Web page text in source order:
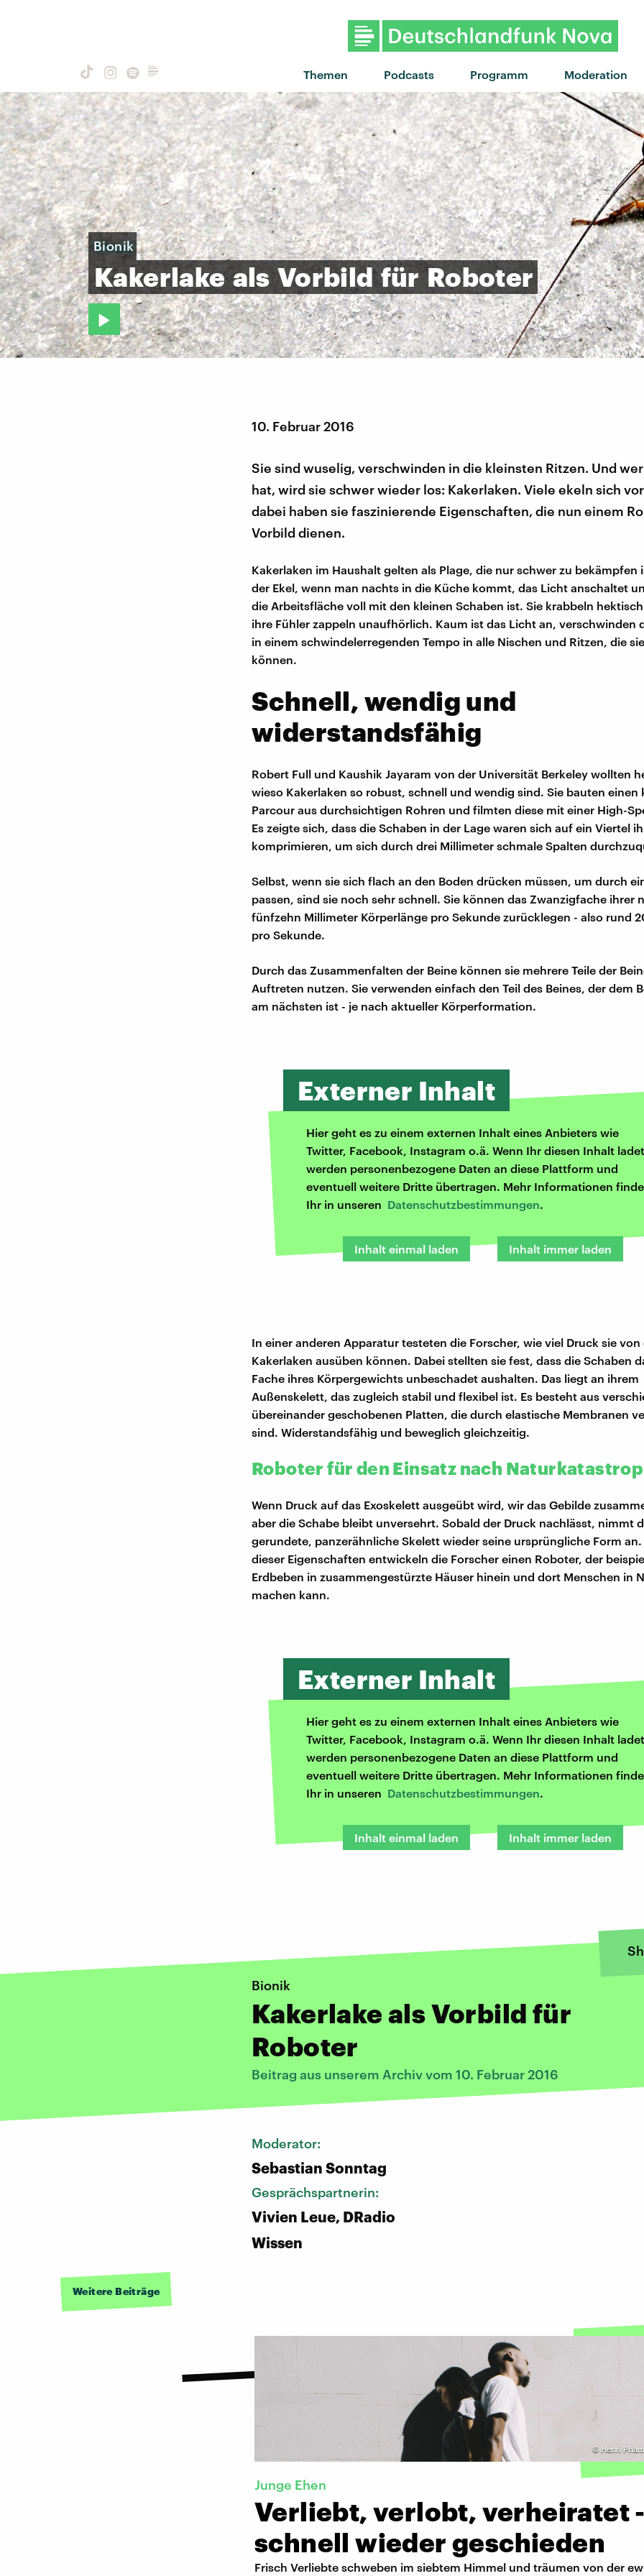
Themen Podcasts Programm Moderation
Bionik
Kakerlake als Vorbild für Roboter
10. Februar 2016
Sie sind wuselig, verschwinden in die kleinsten Ritzen. Und
hat, wird sie schwer wieder los: Kakerlaken. Viele ekeln sich
dabei haben sie faszinierende Eigenschaften, die nun einem
Vorbild dienen.
Kakerlaken im Haushalt gelten als Plage, die nur schwer zu bekämpfen
der Ekel, wenn man nachts in die Küche kommt, das Licht anschaltet
die Arbeitsfläche voll mit den kleinen Schaben ist. Sie krabbeln
ihre Fühler zappeln unaufhörlich. Kaum ist das Licht an, verschwinden
in einem schwindelerregenden Tempo in alle Nischen und Ritzen, die
können.
Schnell, wendig und
widerstandsfähig
Robert Full und Kaushik Jayaram von der Universität Berkeley wollten
wieso Kakerlaken so robust, schnell und wendig sind. Sie bauten einen
Parcour aus durchsichtigen Rohren und filmten diese mit einer High-
Es zeigte sich, dass die Schaben in der Lage waren sich auf ein Viertel
komprimieren, um sich durch drei Millimeter schmale Spalten
Selbst, wenn sie sich flach an den Boden drücken müssen, um durch
passen, sind sie noch sehr schnell. Sie können das Zwanzigfache ihrer
fünfzehn Millimeter Körperlänge pro Sekunde zurücklegen - also rund
pro Sekunde.
Durch das Zusammenfalten der Beine können sie mehrere Teile der
Auftreten nutzen. Sie verwenden einfach den Teil des Beines, der dem
am nächsten ist - je nach aktueller Körperformation.
Externer Inhalt
Hier geht es zu einem externen Inhalt eines Anbieters wie
Twitter, Facebook, Instagram o.ä. Wenn Ihr diesen Inhalt
werden personenbezogene Daten an diese Plattform und
eventuell weitere Dritte übertragen. Mehr Informationen
Ihr in unseren Datenschutzbestimmungen.
Inhalt einmal laden Inhalt immer laden
In einer anderen Apparatur testeten die Forscher, wie viel Druck sie
Kakerlaken ausüben können. Dabei stellten sie fest, dass die Schaben
Fache ihres Körpergewichts unbeschadet aushalten. Das liegt an ihrem
Außenskelett, das zugleich stabil und flexibel ist. Es besteht aus
übereinander geschobenen Platten, die durch elastische Membranen
sind. Widerstandsfähig und beweglich gleichzeitig.
Roboter für den Einsatz nach
Wenn Druck auf das Exoskelett ausgeübt wird, wir das Gebilde
aber die Schabe bleibt unversehrt. Sobald der Druck nachlässt, nimmt
gerundete, panzerähnliche Skelett wieder seine ursprüngliche Form an.
dieser Eigenschaften entwickeln die Forscher einen Roboter, der
Erdbeben in zusammengestürzte Häuser hinein und dort Menschen in
machen kann.
Externer Inhalt
Hier geht es zu einem externen Inhalt eines Anbieters wie
Twitter, Facebook, Instagram o.ä. Wenn Ihr diesen Inhalt
werden personenbezogene Daten an diese Plattform und
eventuell weitere Dritte übertragen. Mehr Informationen
Ihr in unseren Datenschutzbestimmungen.
Inhalt einmal laden Inhalt immer laden
Bionik
Kakerlake als Vorbild für
Roboter
Beitrag aus unserem Archiv vom 10. Februar 2016
Moderator:
Sebastian Sonntag
Gesprächspartnerin:
Vivien Leue, DRadio
Wissen
Weitere Beiträge
© Henri
Junge Ehen
Verliebt, verlobt, verheiratet
schnell wieder geschieden
Frisch Verliebte schweben im siebtem Himmel und träumen von der